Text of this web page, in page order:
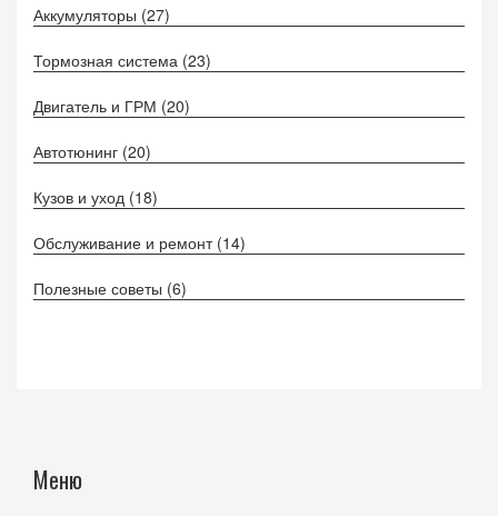
Аккумуляторы (27)
Тормозная система (23)
Двигатель и ГРМ (20)
Автотюнинг (20)
Кузов и уход (18)
Обслуживание и ремонт (14)
Полезные советы (6)
Меню